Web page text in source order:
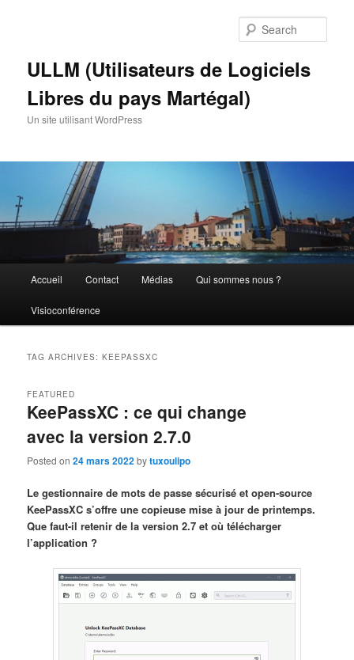
ULLM (Utilisateurs de Logiciels
Libres du pays Martégal)
Un site utilisant WordPress
Accueil Contact Médias Qui sommes nous ?
Visioconférence
TAG ARCHIVES:KEEPASSXC
KeePassXC : ce qui change
avec la version 2.7.0
FEATURED
Posted on24 mars 2022bytuxoulipo
Le gestionnaire de mots de passe sécurisé et open-source
KeePassXC s’offre une copieuse mise à jour de printemps.
Que faut-il retenir de la version 2.7 et où télécharger
l’application ?